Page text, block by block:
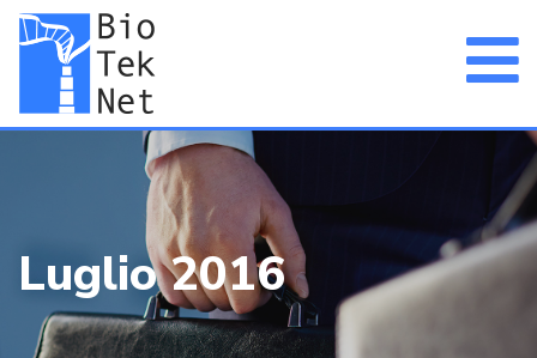
Luglio 2016